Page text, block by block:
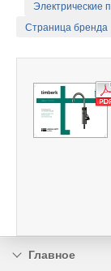
Электрические
Страница бренда
Главное